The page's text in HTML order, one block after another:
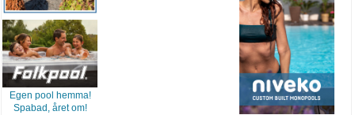
Egen pool hemma!
Spabad, året om!